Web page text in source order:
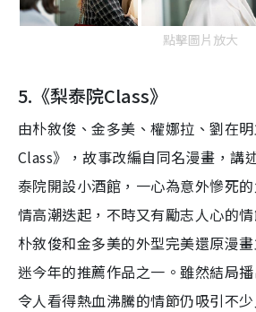
點擊圖片放大
5. 《梨泰院Class》
由朴敘俊、金多美、權娜拉、劉在
Class》，故事改編自同名漫畫，講
泰院開設小酒館， 一心為意外慘死的
情高潮迭起 ， 不時又有勵志 人心的
朴敘俊和金多美的外型完美還原漫畫
迷今年的推薦作品之一 。 雖然結局
令人看得熱血沸騰的情節仍吸引不少